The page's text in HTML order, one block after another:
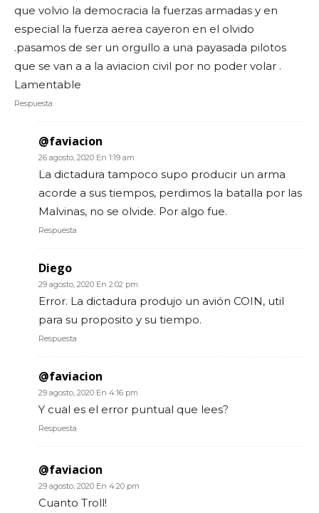
que volvio la democracia la fuerzas armadas y en
especial la fuerza aerea cayeron en el olvido
.pasamos de ser un orgullo a una payasada pilotos
que se van a a la aviacion civil por no poder volar .
Lamentable
Respuesta
@faviacion
26 agosto, 2020 En 1:19 am
La dictadura tampoco supo producir un arma
acorde a sus tiempos, perdimos la batalla por las
Malvinas, no se olvide. Por algo fue.
Respuesta
Diego
29 agosto, 2020 En 2:02 pm
Error. La dictadura produjo un avión COIN, util
para su proposito y su tiempo.
Respuesta
@faviacion
29 agosto, 2020 En 4:16 pm
Y cual es el error puntual que lees?
Respuesta
@faviacion
29 agosto, 2020 En 4:20 pm
Cuanto Troll!